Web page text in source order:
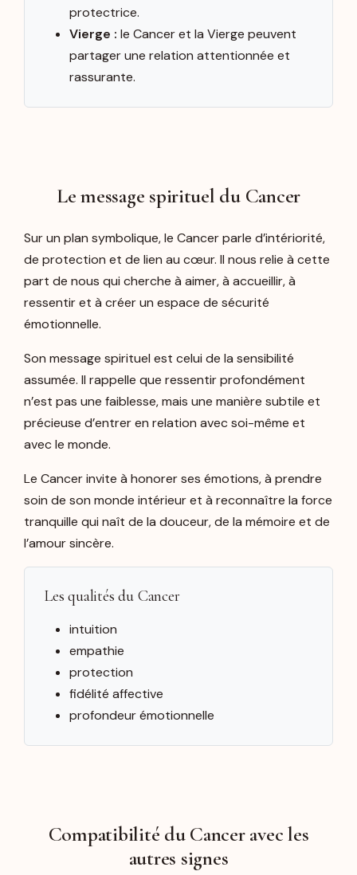
protectrice.
Vierge : le Cancer et la Vierge peuvent
partager une relation attentionnée et
rassurante.
Le message spirituel du Cancer
Sur un plan symbolique, le Cancer parle d’intériorité,
de protection et de lien au cœur. Il nous relie à cette
part de nous qui cherche à aimer, à accueillir, à
ressentir et à créer un espace de sécurité
émotionnelle.
Son message spirituel est celui de la sensibilité
assumée. Il rappelle que ressentir profondément
n’est pas une faiblesse, mais une manière subtile et
précieuse d’entrer en relation avec soi-même et
avec le monde.
Le Cancer invite à honorer ses émotions, à prendre
soin de son monde intérieur et à reconnaître la force
tranquille qui naît de la douceur, de la mémoire et de
l’amour sincère.
Les qualités du Cancer
intuition
empathie
protection
fidélité affective
profondeur émotionnelle
Compatibilité du Cancer avec les
autres signes